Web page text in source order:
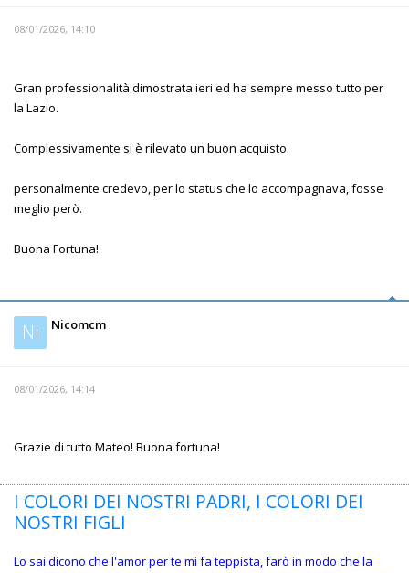
08/01/2026, 14:10
Gran professionalità dimostrata ieri ed ha sempre messo tutto per
la Lazio.
Complessivamente si è rilevato un buon acquisto.
personalmente credevo, per lo status che lo accompagnava, fosse
meglio però.
Buona Fortuna!
Ni Nicomcm
08/01/2026, 14:14
Grazie di tutto Mateo! Buona fortuna!
I COLORI DEI NOSTRI PADRI, I COLORI DEI
NOSTRI FIGLI
Lo sai dicono che l'amor per te mi fa teppista, farò in modo che la